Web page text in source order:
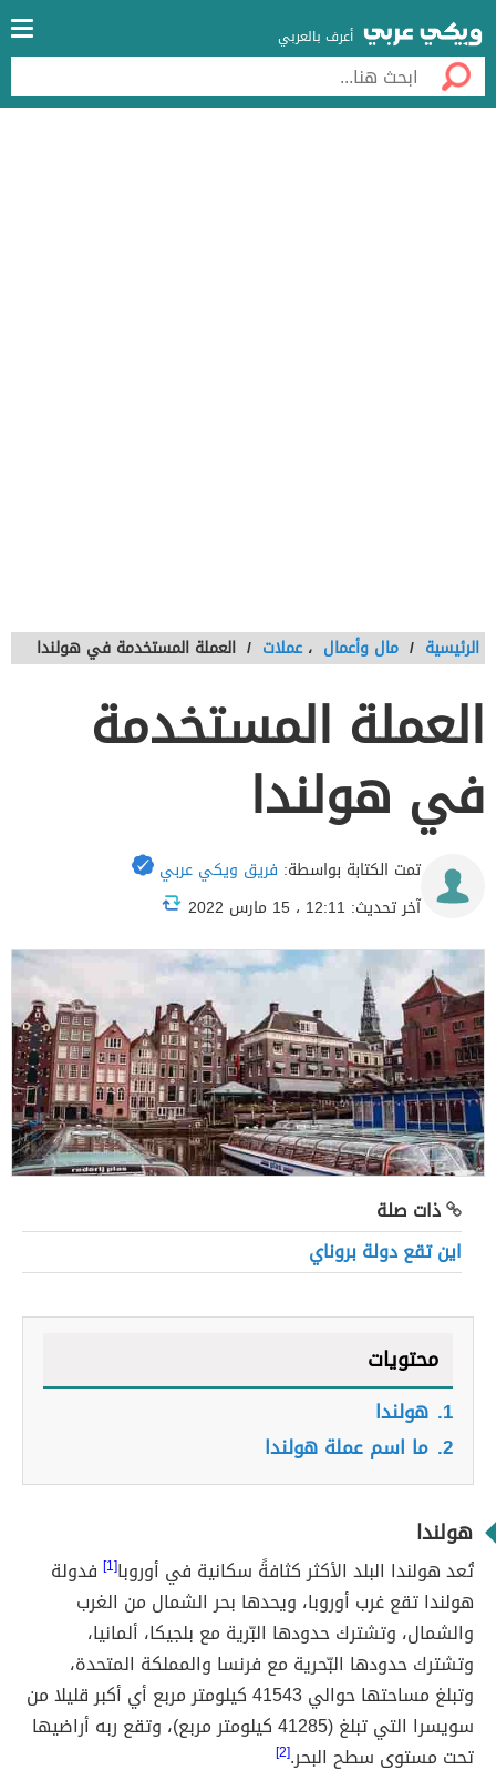
أعرف بالعربي
الرئيسية / مال وأعمال ،عملات / العملة المستخدمة في هولندا
العملة المستخدمة
في هولندا
تمت الكتابة بواسطة: فريق ويكي عربي
آخر تحديث: 12:11 ، 15 مارس 2022
ذات صلة
اين تقع دولة بروناي
محتويات
1. هولندا
2. ما اسم عملة هولندا
هولندا
تُعد هولندا البلد الأكثر كثافةً سكانية في أوروبا[1]
فدولة
هولندا تقع غرب أوروبا، ويحدها بحر الشمال من الغرب
والشمال، وتشترك حدودها البّرية مع بلجيكا، ألمانيا،
وتشترك حدودها البّحرية مع فرنسا والمملكة المتحدة،
وتبلغ مساحتها حوالي 41543 كيلومتر مربع أي أكبر قليلا من
سويسرا التي تبلغ (41285 كيلومتر مربع)، وتقع ربه أراضيها
تحت مستوى سطح البحر.[2]